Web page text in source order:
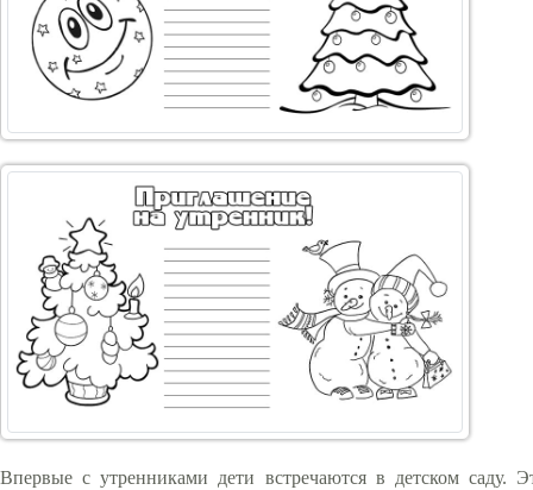
Впервые с утренниками дети встречаются в детском саду.